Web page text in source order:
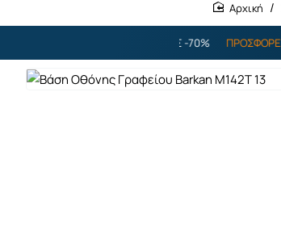
home
ΠΡΟΣΦΟΡΕΣ %